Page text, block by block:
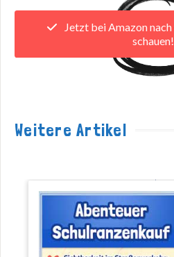
Jetzt bei Amazon
Weitere Artikel